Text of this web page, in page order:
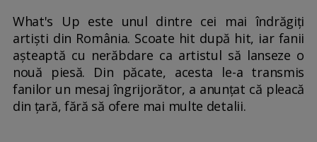
What's Up este unul dintre cei mai îndrăgiți
artiști din România. Scoate hit după hit, iar fanii
așteaptă cu nerăbdare ca artistul să lanseze o
nouă piesă. Din păcate, acesta le-a transmis
fanilor un mesaj îngrijorător, a anunțat că pleacă
din țară, fără să ofere mai multe detalii.